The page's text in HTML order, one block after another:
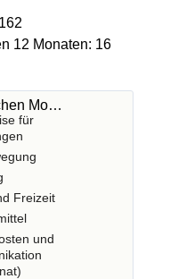
12 Monaten: 16
Mo…
für
Freizeit
und